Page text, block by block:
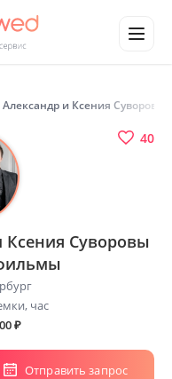
и Ксения
40
Ксения Суворовы
час
₽
Отправить запрос